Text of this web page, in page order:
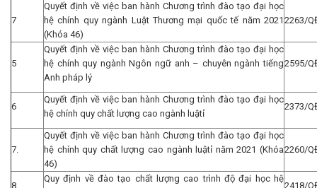
7
Quyết định về việc ban hành Chương trình đào tạo đại học
hệ chính quy ngành Luật Thương mại quốc tế năm 2021
(Khóa 46)
2263/
5
Quyết định về việc ban hành Chương trình đào tạo đại học
hệ chính quy ngành Ngôn ngữ anh – chuyên ngành tiếng
Anh pháp lý
2595/
6
Quyết định về việc ban hành Chương trình đào tạo đại học
hệ chính quy chất lượng cao ngành luậtỉ
2373/
7.
Quyết định về việc ban hành Chương trình đào tạo đại học
hệ chính quy chất lượng cao ngành luậtỉ năm 2021 (Khóa
46)
2260/
8
Quy định về đào tạo chất lượng cao trình độ đại học hệ
2418/